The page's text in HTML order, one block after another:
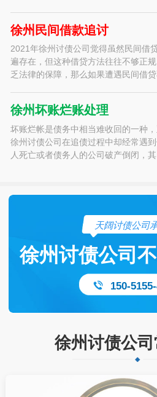
徐州民间借款追讨
2021年徐州讨债公司觉得虽然民间借
遍存在，但这种借贷方法往往不够正
乏法律的保障，那么如果遭遇民间借
徐州坏账烂账处理
坏账烂帐是债务中相当难收回的一种
徐州讨债公司在追债过程中却经常遇
人死亡或者债务人的公司破产倒闭，其
天阔讨债公司
徐州讨债公司
150-
徐州讨债公